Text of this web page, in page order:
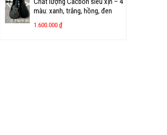
màu: xanh, trắng, hồng, đen
1.600.000 ₫